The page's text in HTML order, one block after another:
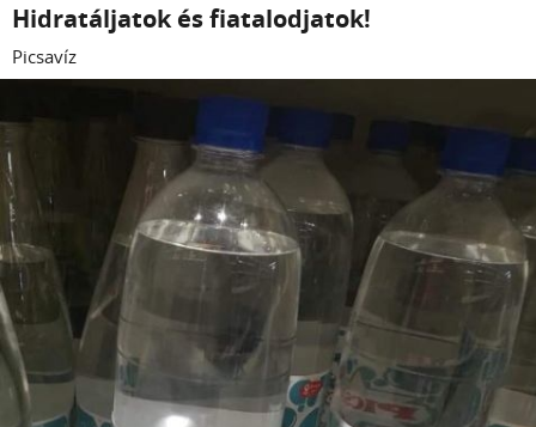
Hidratáljatok és fiatalodjatok!
Picsavíz